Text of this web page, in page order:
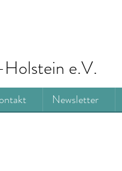
Newsletter
Holstein e.V.